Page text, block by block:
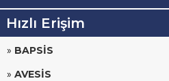
Hızlı Erişim
» BAPSİS
» AVESİS